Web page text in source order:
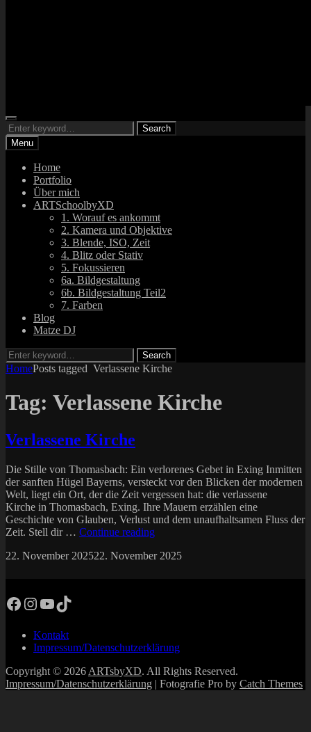
ARTsbyXD
Fotograf und DJ
Search
Search
for:
Search
Menu
Home
Portfolio
Über mich
ARTSchoolbyXD
1. Worauf es ankommt
2. Kamera und Objektive
3. Blende, ISO, Zeit
4. Blitz oder Stativ
5. Fokussieren
6a. Bildgestaltung
6b. Bildgestaltung Teil2
7. Farben
Blog
Matze DJ
Search
for:
Search
HomePosts tagged Verlassene Kirche
Tag: Verlassene Kirche
Verlassene Kirche
Die Stille von Thomasbach: Ein verlorenes Gebet in Exing Inmitten
der sanften Hügel Bayerns, versteckt vor den Blicken der modernen
Welt, liegt ein Ort, der die Zeit vergessen hat: die verlassene
Kirche in Thomasbach, Exing. Ihre Mauern erzählen eine
Geschichte von Glauben, Verlust und dem unaufhaltsamen Fluss der
Zeit. Stell dir … Continue readingVerlassene
Posted
22. November 202522. November 2025by
Facebook
Instagram
YouTube
TikTok
Kontakt
Impressum/Datenschutzerklärung
Copyright © 2026 ARTsbyXD. All Rights Reserved.
Impressum/Datenschutzerklärung | Fotografie Pro by Catch Themes